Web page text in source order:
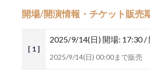
開場/開演情報・チケット販売
[ 1 ]
2025/9/14(日) 開場: 17:30 /
2025/9/14(日) 00:00まで販売